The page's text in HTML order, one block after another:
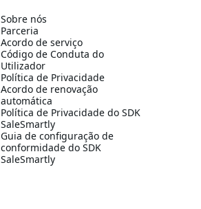
Sobre nós
Parceria
Acordo de serviço
Código de Conduta do
Utilizador
Política de Privacidade
Acordo de renovação
automática
Política de Privacidade do SDK
SaleSmartly
Guia de configuração de
conformidade do SDK
SaleSmartly